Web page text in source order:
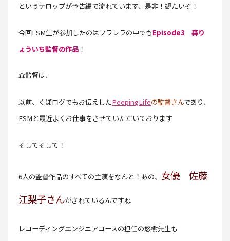
というテロップが予告編で流れています、是非！観たいぞ！
今回FSM生が参加したのはフラレラの中でもEpisode3 森り
ょういち監督の作品 ！
森監督は、
以前、くぼログでもお伝えしたPeepingLifeの監督さんであり、
FSMと最近よくお仕事をさせていただいております
そしてそして！
6人の監督作品のすべての主演をなんと！あの、 女優 佐藤
江梨子さんがされているんですね
レコーディングエンジニアコースの担任の悠樹先生も